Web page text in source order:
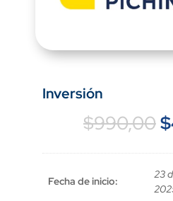
Inversión
$990,00$
Fecha de inicio:
23